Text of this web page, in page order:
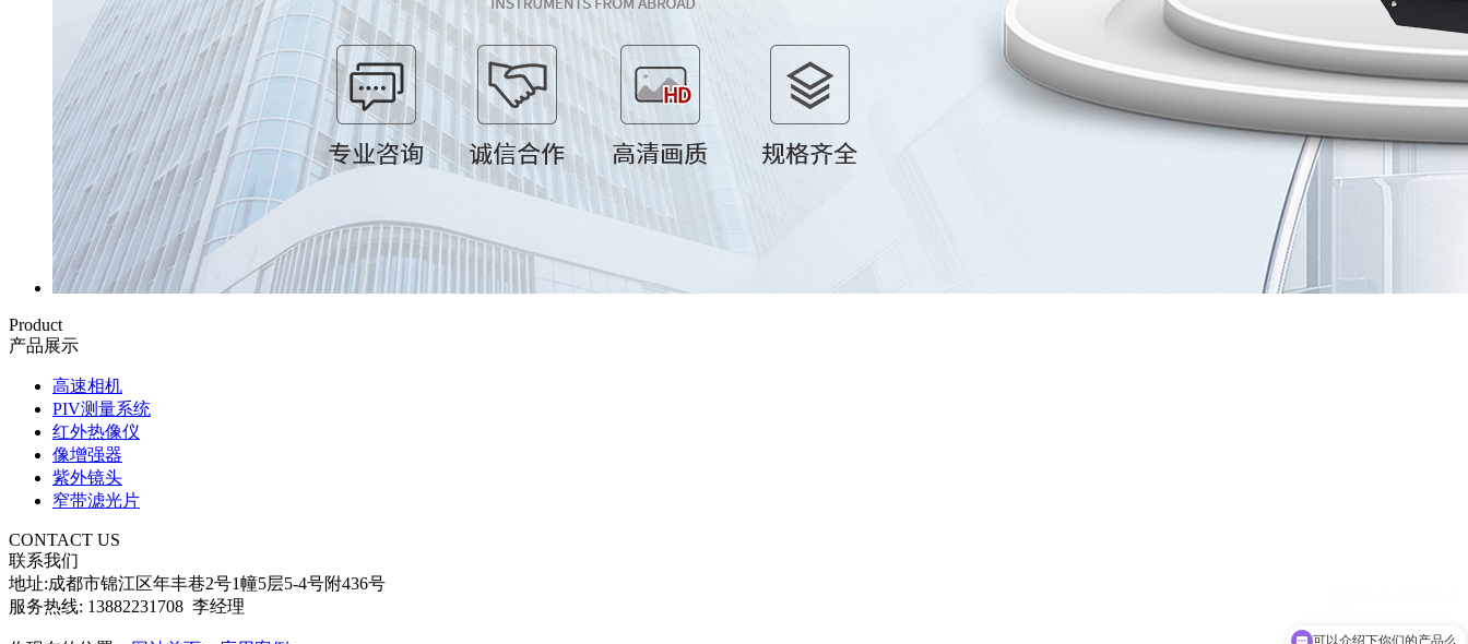
Product
产品展示
高速相机
PIV测量系统
红外热像仪
像增强器
紫外镜头
窄带滤光片
CONTACT US
联系我们
地址:成都市锦江区年丰巷2号1幢5层5-4号附436号
服务热线: 13882231708 李经理
可以介绍下你们的产品么